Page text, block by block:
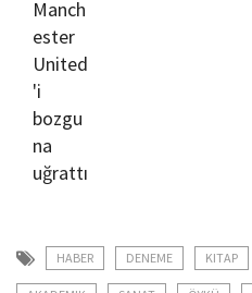
HABER DENEME KITAP